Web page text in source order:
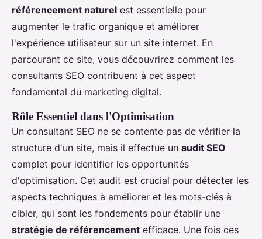
référencement naturel est essentielle pour
augmenter le trafic organique et améliorer
l'expérience utilisateur sur un site internet. En
parcourant ce site, vous découvrirez comment les
consultants SEO contribuent à cet aspect
fondamental du marketing digital.
Rôle Essentiel dans l'Optimisation
Un consultant SEO ne se contente pas de vérifier la
structure d'un site, mais il effectue un audit SEO
complet pour identifier les opportunités
d'optimisation. Cet audit est crucial pour détecter les
aspects techniques à améliorer et les mots-clés à
cibler, qui sont les fondements pour établir une
stratégie de référencement efficace. Une fois ces